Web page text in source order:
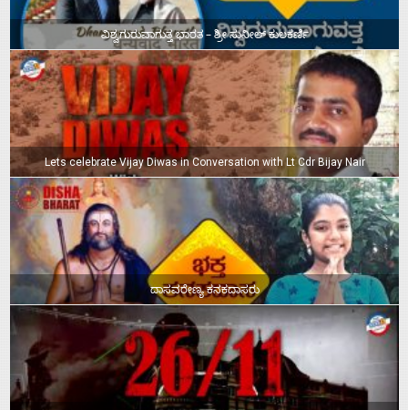
ವಿಶ್ವಗುರುವಾಗುತ್ತ ಭಾರತ – ಶ್ರೀ ಸುನೀಲ್‌ ಕುಲಕರ್ಣಿ
Lets celebrate Vijay Diwas in Conversation with Lt Cdr Bijay Nair
ದಾಸವರೇಣ್ಯ ಕನಕದಾಸರು